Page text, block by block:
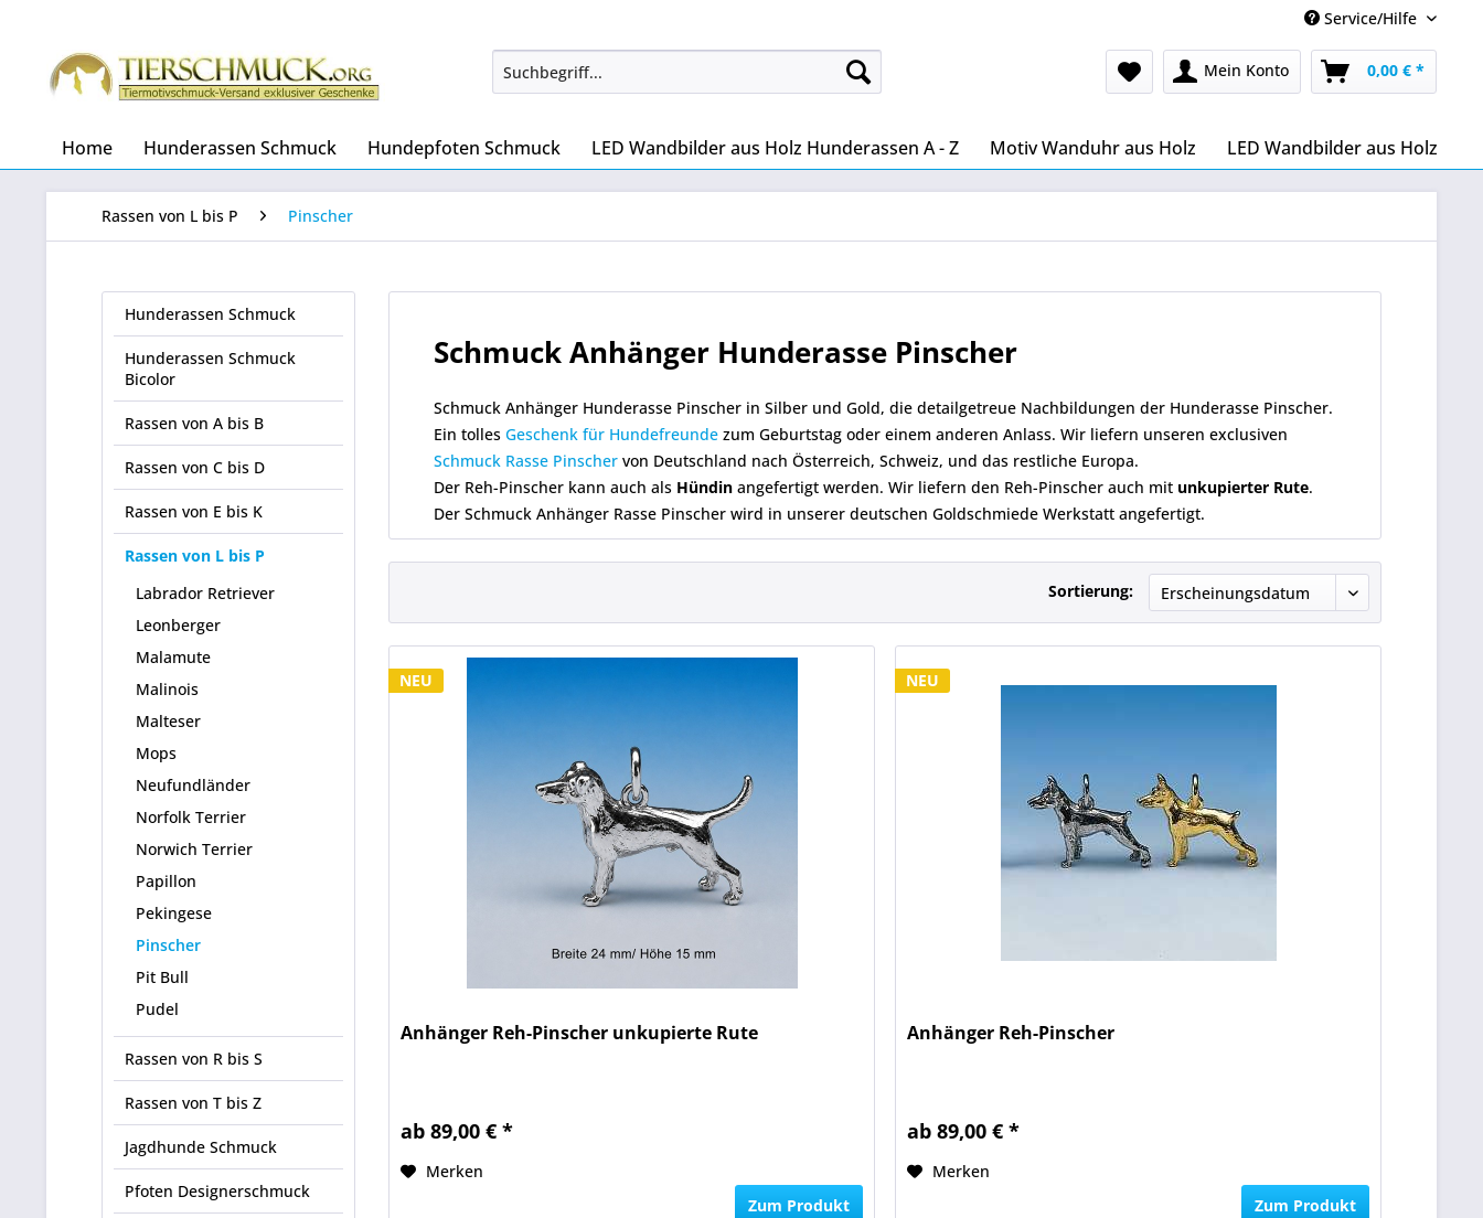
Service/Hilfe
Mein Konto 0,00 € *
Home Hunderassen Schmuck Hundepfoten Schmuck LED Wandbilder aus Holz Hunderassen A - Z Motiv Wanduhr aus Holz LED Wandbilder aus Holz
Rassen von L bis P Pinscher
Hunderassen Schmuck
Hunderassen Schmuck
Bicolor
Rassen von A bis B
Rassen von C bis D
Rassen von E bis K
Rassen von L bis P
Labrador Retriever
Leonberger
Malamute
Malinois
Malteser
Mops
Neufundländer
Norfolk Terrier
Norwich Terrier
Papillon
Pekingese
Pinscher
Pit Bull
Pudel
Rassen von R bis S
Rassen von T bis Z
Jagdhunde Schmuck
Pfoten Designerschmuck
Schmuck Anhänger Hunderasse Pinscher
Schmuck Anhänger Hunderasse Pinscher in Silber und Gold, die detailgetreue Nachbildungen der Hunderasse Pinscher.
Ein tolles Geschenk für Hundefreunde zum Geburtstag oder einem anderen Anlass. Wir liefern unseren exclusiven
Schmuck Rasse Pinscher von Deutschland nach Österreich, Schweiz, und das restliche Europa.
Der Reh-Pinscher kann auch als Hündin angefertigt werden. Wir liefern den Reh-Pinscher auch mit unkupierter Rute.
Der Schmuck Anhänger Rasse Pinscher wird in unserer deutschen Goldschmiede Werkstatt angefertigt.
Sortierung:
NEU
Anhänger Reh-Pinscher unkupierte Rute
ab 89,00 € *
Merken
Zum Produkt
NEU
Anhänger Reh-Pinscher
ab 89,00 € *
Merken
Zum Produkt